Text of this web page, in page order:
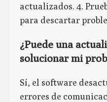
actualizados. 4.
para descartar
¿Puede una
solucionar mi
Sí, el software
errores de